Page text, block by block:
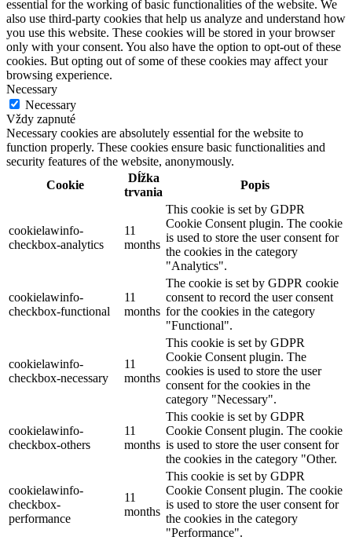
essential for the working of basic functionalities of the website. We
also use third-party cookies that help us analyze and understand how
you use this website. These cookies will be stored in your browser
only with your consent. You also have the option to opt-out of these
cookies. But opting out of some of these cookies may affect your
browsing experience.
Necessary
Necessary
Vždy zapnuté
Necessary cookies are absolutely essential for the website to
function properly. These cookies ensure basic functionalities and
security features of the website, anonymously.
Cookie
Dĺžka
trvania
Popis
cookielawinfo-
checkbox-analytics
11
months
This cookie is set by GDPR
Cookie Consent plugin. The cookie
is used to store the user consent for
the cookies in the category
"Analytics".
cookielawinfo-
checkbox-functional
11
months
The cookie is set by GDPR cookie
consent to record the user consent
for the cookies in the category
"Functional".
cookielawinfo-
checkbox-necessary
11
months
This cookie is set by GDPR
Cookie Consent plugin. The
cookies is used to store the user
consent for the cookies in the
category "Necessary".
cookielawinfo-
checkbox-others
11
months
This cookie is set by GDPR
Cookie Consent plugin. The cookie
is used to store the user consent for
the cookies in the category "Other.
cookielawinfo-
checkbox-
performance
11
months
This cookie is set by GDPR
Cookie Consent plugin. The cookie
is used to store the user consent for
the cookies in the category
"Performance".